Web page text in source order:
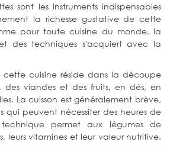
sont les instruments indispensables
la richesse gustative de cette
pour toute cuisine du monde, la
des techniques s'acquiert avec la
cette cuisine réside dans la découpe
des viandes et des fruits, en dés, en
La cuisson est généralement brève,
qui peuvent nécessiter des heures de
permet aux légumes de
leurs vitamines et leur valeur nutritive.